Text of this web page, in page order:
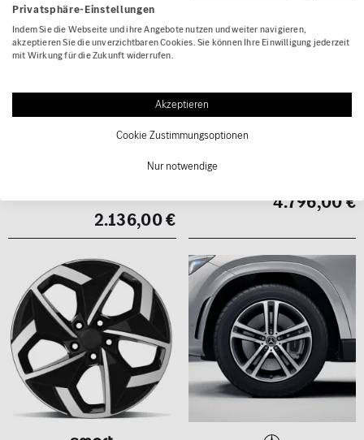
Winterräder 18 Zoll GLB EQ
2.136,00 €
AMG Winterräder 20 Zoll
GLC EQ X540 Pirelli
Original Mercedes-Benz
4.796,00 €
Privatsphäre-Einstellungen
Indem Sie die Webseite und ihre Angebote nutzen und weiter navigieren,
akzeptieren Sie die unverzichtbaren Cookies. Sie können Ihre Einwilligung jederzeit
mit Wirkung für die Zukunft widerrufen.
Akzeptieren
Cookie Zustimmungsoptionen
Nur notwendige